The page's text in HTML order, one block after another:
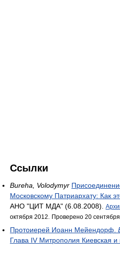
Ссылки
Bureha, Volodymyr
Московскому Патриархату: Как
АНО "ЦИТ МДА" (6.08.2008).
октября 2012.
Проверено 20 сентября
Протоиерей Иоанн Мейендорф.
Глава IV Митрополия Киевская и